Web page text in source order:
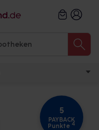
5
PAYBACK
Punkte 4